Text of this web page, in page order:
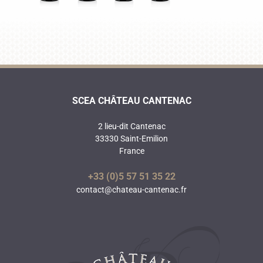
SCEA CHÂTEAU CANTENAC
2 lieu-dit Cantenac
33330 Saint-Emilion
France
+33 (0)5 57 51 35 22
contact@chateau-cantenac.fr